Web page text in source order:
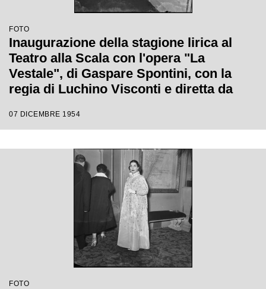
FOTO
Inaugurazione della stagione lirica al
Teatro alla Scala con l'opera "La
Vestale", di Gaspare Spontini, con la
regia di Luchino Visconti e diretta da
07 DICEMBRE 1954
FOTO